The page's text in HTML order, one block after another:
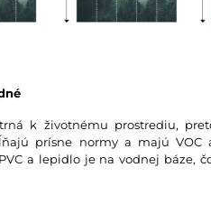
k životnému prostrediu,
prísne normy a majú VOC
a lepidlo je na vodnej báze,